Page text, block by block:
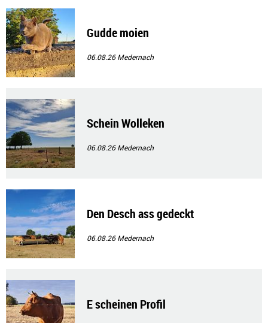
Gudde moien
06.08.26Medernach
Schein Wolleken
06.08.26Medernach
Den Desch ass gedeckt
06.08.26Medernach
E scheinen Profil